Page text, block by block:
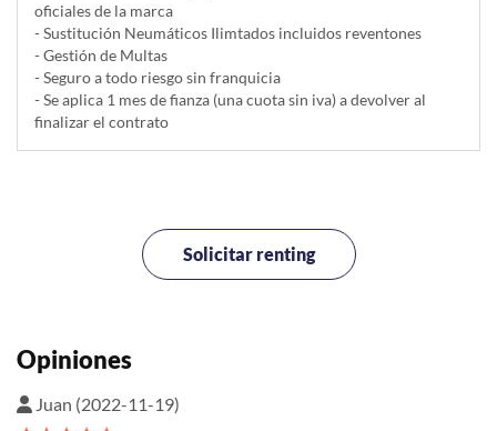
oficiales de la marca
- Sustitución Neumáticos Ilimtados incluidos reventones
- Gestión de Multas
- Seguro a todo riesgo sin franquicia
- Se aplica 1 mes de fianza (una cuota sin iva) a devolver al
finalizar el contrato
Solicitar renting
Opiniones
Juan (2022-11-19)